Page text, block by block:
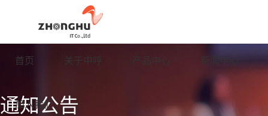
首页 关于中呼 新闻中心
加入我们
通知公告